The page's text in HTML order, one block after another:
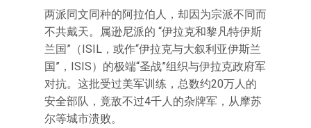
两派同文同种的阿拉伯人，却因为宗派不同而
不共戴天。属逊尼派的 “伊拉克和黎凡特伊斯
兰国”（ISIL，或作“伊拉克与大叙利亚伊斯兰
国”，ISIS）的极端“圣战”组织与伊拉克政府军
对抗。这批受过美军训练，总数约20万人的
安全部队，竟敌不过4千人的杂牌军，从摩苏
尔等城市溃败。